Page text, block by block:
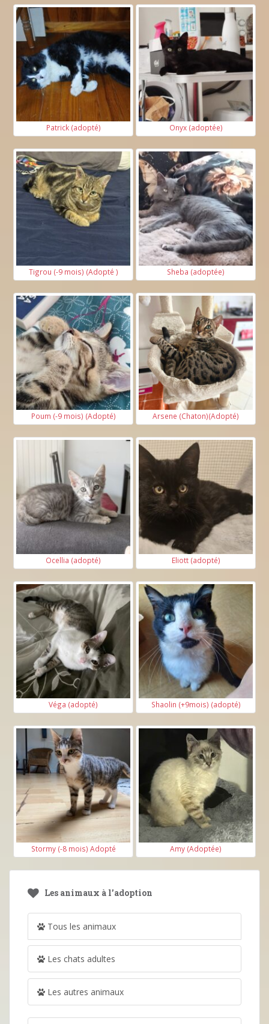
Patrick (adopté) Onyx (adoptée)
Tigrou (-9 mois) (Adopté ) Sheba (adoptée)
Poum (-9 mois) (Adopté) Arsene (Chaton)(Adopté)
Ocellia (adopté) Eliott (adopté)
Véga (adopté) Shaolin (+9mois) (adopté)
Stormy (-8 mois) Adopté Amy (Adoptée)
Les animaux à l’adoption
Tous les animaux
Les chats adultes
Les autres animaux